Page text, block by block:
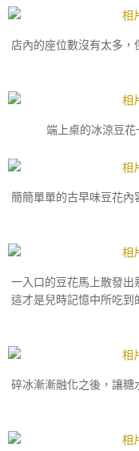
店內的座位數沒有太多
端上桌的冰涼豆
簡簡單單的古早味豆花
一入口的豆花馬上散發出
這才是兒時記憶中所吃
碎冰漸漸融化之後，讓